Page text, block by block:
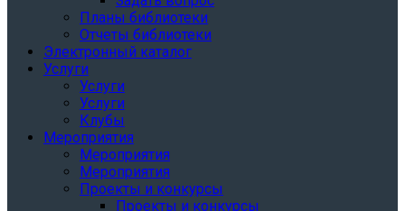
Планы библиотеки
Отчеты библиотеки
Электронный каталог
Услуги
Услуги
Услуги
Клубы
Мероприятия
Мероприятия
Мероприятия
Проекты и конкурсы
Проекты и конкурсы